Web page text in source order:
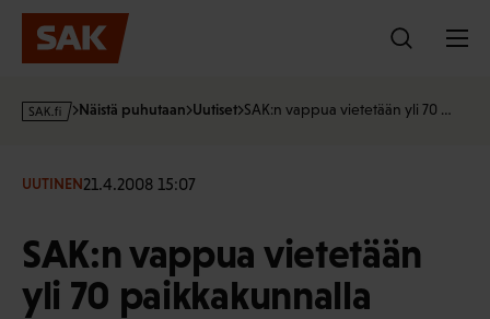
Hyppää
sisältöön
s
·
Näistä puhutaan Uutiset SAK:n vappua vietetään yli 70 …
UUTINEN21.4.2008 15:07
SAK:n vappua vietetään
yli 70 paikkakunnalla